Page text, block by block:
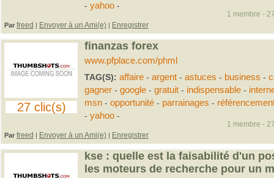
- yahoo-
Par freed | Envoyer à un Ami(e) | Enregistrer
1 membre -
27 clic(s)
finanzas forex
www.pfplace.com/phml
TAG(S): affaire- argent- astuces - business -
gagner- google- gratuit- indispensable-
msn - opportunité- parrainages -
- yahoo-
Par freed | Envoyer à un Ami(e) | Enregistrer
1 membre -
kse : quelle est la faisabilité d'un
les moteurs de recherche pour un